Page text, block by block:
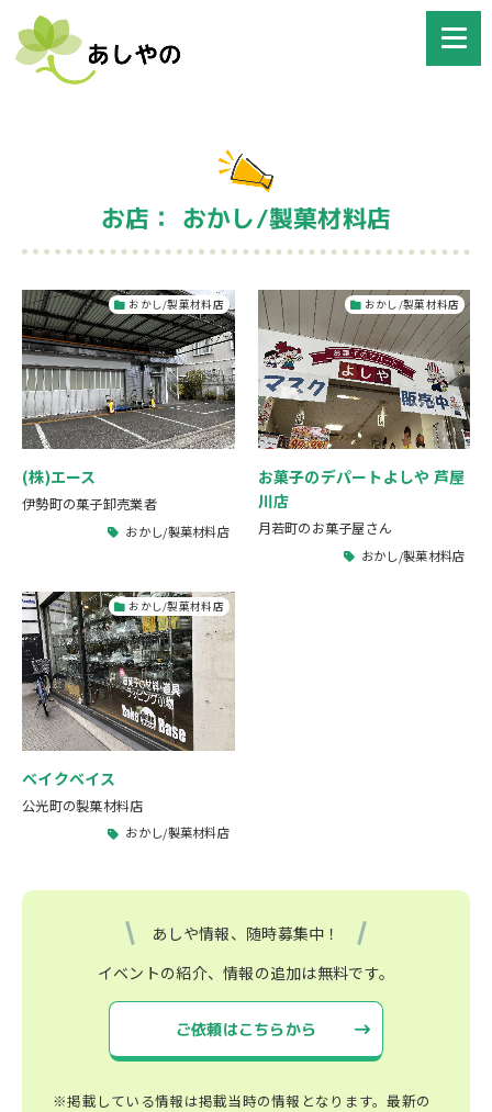
お店： おかし/製菓材料店
おかし/製菓材料店
(株)エース
伊勢町の菓子卸売業者
おかし/製菓材料店
おかし/製菓材料店
お菓子のデパートよしや 芦屋
川店
月若町のお菓子屋さん
おかし/製菓材料店
おかし/製菓材料店
ベイクベイス
公光町の製菓材料店
おかし/製菓材料店
あしや情報、随時募集中！
イベントの紹介、情報の追加は無料です。
ご依頼はこちらから
※掲載している情報は掲載当時の情報となります。最新の